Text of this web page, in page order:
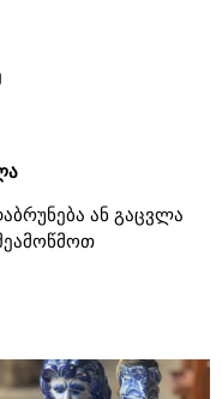
ან გაცვლა